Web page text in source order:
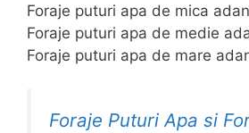
Foraje puturi apa de mica
Foraje puturi apa de medie
Foraje puturi apa de mare
Foraje Puturi Apa si